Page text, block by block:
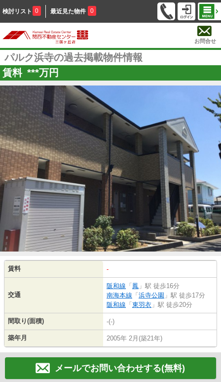
検討リスト 0 最近見た物件 0
お問合せ
パルク浜寺の過去掲載物件情報
賃料 ***万円
賃料 -
交通
阪和線 「 鳳 」駅 徒歩16分
南海本線 「 浜寺公園 」駅 徒歩17分
阪和線 「 東羽衣 」駅 徒歩20分
間取り(面積) -(-)
築年月 2005年 2月(築21年)
メールでお問い合わせする(無料)